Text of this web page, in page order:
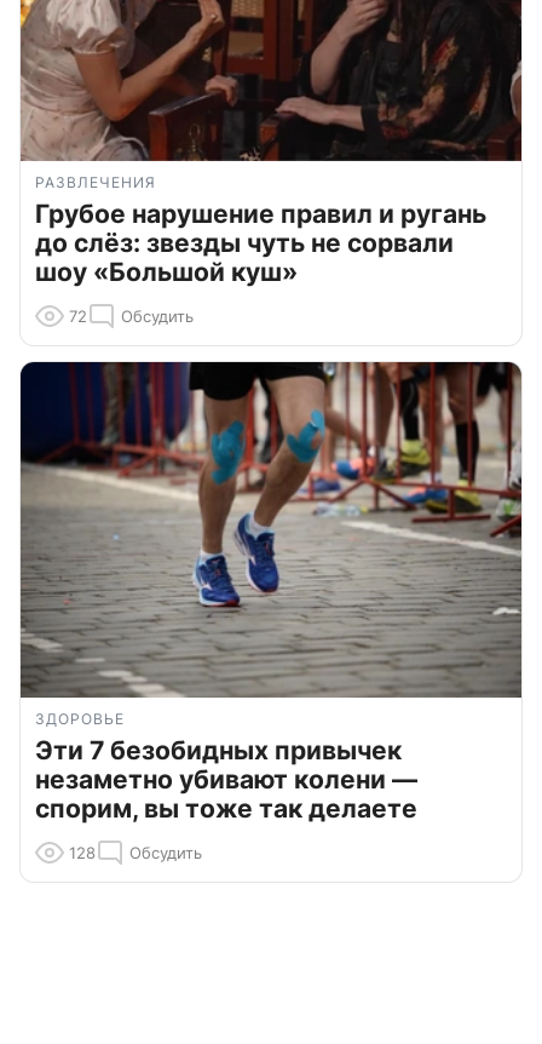
РАЗВЛЕЧЕНИЯ
Грубое нарушение правил и ругань
до слёз: звезды чуть не сорвали
шоу «Большой куш»
72 Обсудить
ЗДОРОВЬЕ
Эти 7 безобидных привычек
незаметно убивают колени —
спорим, вы тоже так делаете
128 Обсудить